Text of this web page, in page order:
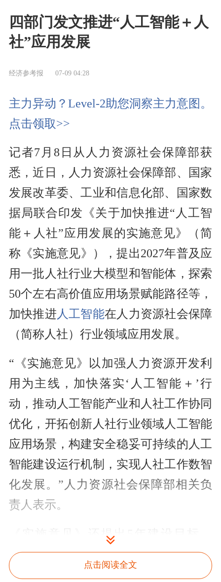
四部门发文推进“人工智能＋人
社”应用发展
经济参考报 07-09 04:28
主力异动？Level-2助您洞察主力意图。
点击领取>>
记者7月8日从人力资源社会保障部获
悉，近日，人力资源社会保障部、国家
发展改革委、工业和信息化部、国家数
据局联合印发《关于加快推进“人工智
能＋人社”应用发展的实施意见》（简
称《实施意见》），提出2027年普及应
用一批人社行业大模型和智能体，探索
50个左右高价值应用场景赋能路径等，
加快推进人工智能在人力资源社会保障
（简称人社）行业领域应用发展。
“《实施意见》以加强人力资源开发利
用为主线，加快落实‘人工智能＋’行
动，推动人工智能产业和人社工作协同
优化，开拓创新人社行业领域人工智能
应用场景，构建安全稳妥可持续的人工
智能建设运行机制，实现人社工作数智
化发展。”人力资源社会保障部相关负
责人表示。
《实施意见》还提出5年建设目标，
2026年建设“人工智能＋人社”应用基础
设施，打造20个基于行业大模型建设的
点击阅读全文